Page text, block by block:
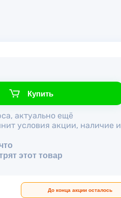
Купить
актуально ещё
условия акции, наличие и
этот товар
До конца акции осталось